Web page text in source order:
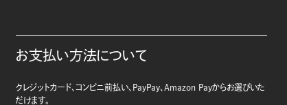
お支払い方法について
クレジットカード、コンビニ前払い、PayPay、Amazon Payからお選びいた
だけます。